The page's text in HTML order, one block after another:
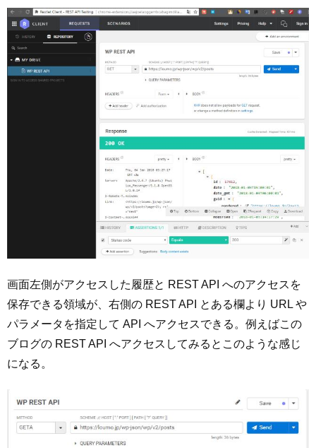
画面左側がアクセスした履歴と REST API へのアクセスを
保存できる領域が、右側の REST API とある欄より URL や
パラメータを指定して API へアクセスできる。例えばこの
ブログの REST API へアクセスしてみるとこのような感じ
になる。